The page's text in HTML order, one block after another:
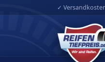
✓